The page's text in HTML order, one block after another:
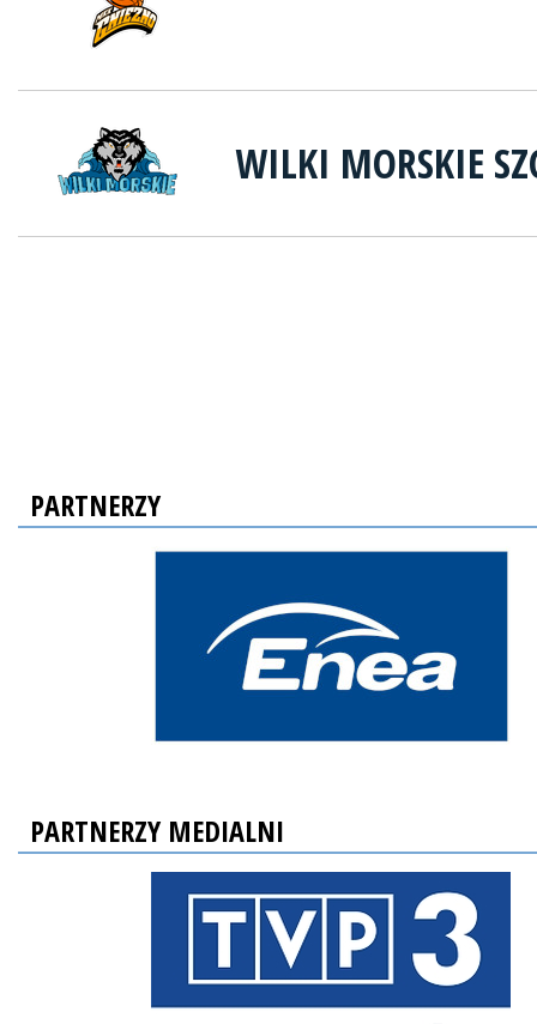
WILKI MORSKIE
PARTNERZY
PARTNERZY MEDIALNI